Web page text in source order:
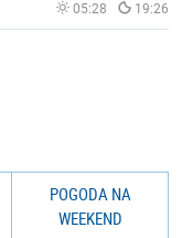
05:28 19:26
POGODA NA
WEEKEND